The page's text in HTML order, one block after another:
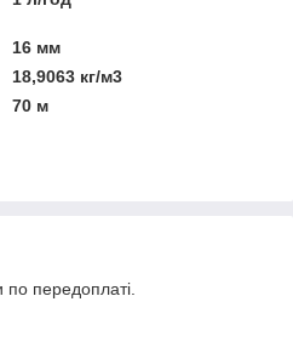
16 мм
18,9063 кг/м3
70 м
по передоплаті.